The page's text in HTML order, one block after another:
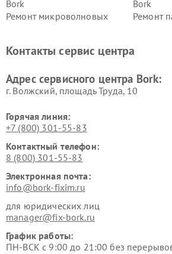
Bork
Bork
Ремонт микроволновых
Ремонт
воздуха Bork
Bork
Bork
Контакты сервис центра
Адрес сервисного центра Bork:
г. Волжский, площадь Труда, 10
Горячая линия:
+7 (800) 301-55-83
Контактный телефон:
8 (800) 301-55-83
Электронная почта:
info@bork-fixim.ru
для юридических лиц
manager@fix-bork.ru
График работы:
ПН-ВСК с 9:00 до 21:00 без